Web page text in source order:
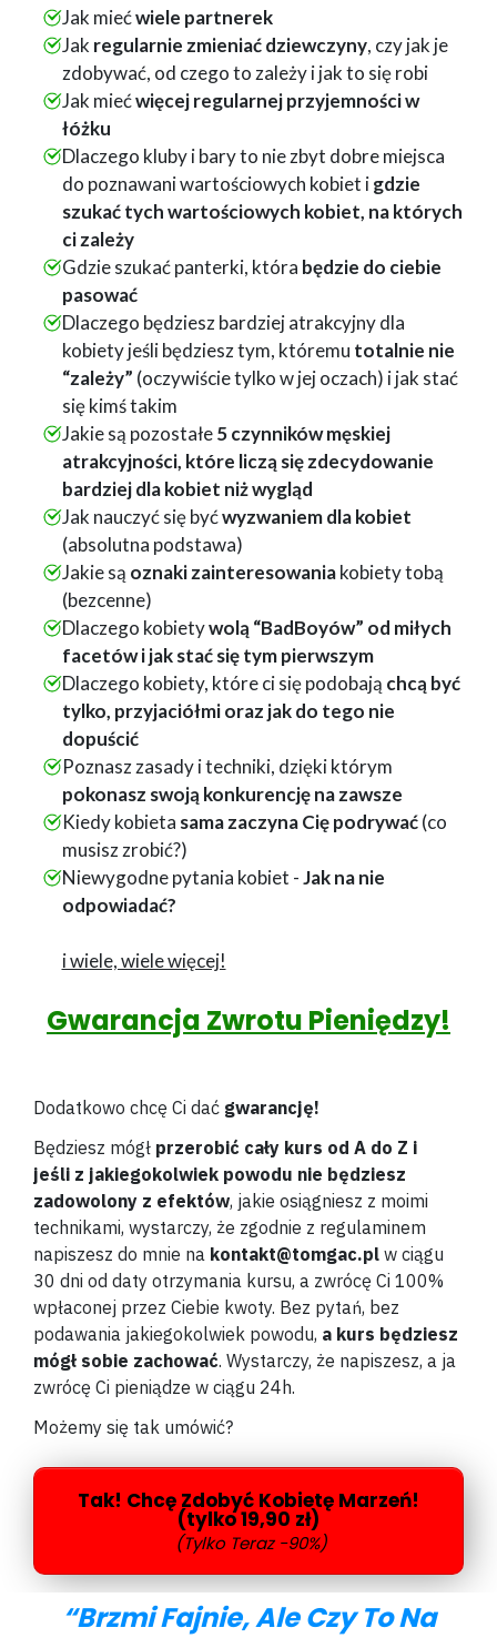
Jak miećwiele partnerek
Jak regularnie zmieniać dziewczyny, czy jak je
zdobywać, od czego to zależy i jak to się robi
Jak miećwięcej regularnej przyjemności w
łóżku
Dlaczego kluby i bary to nie zbyt dobre miejsca
do poznawani wartościowych kobiet igdzie
szukać tych wartościowych kobiet, na których
ci zależy
Gdzie szukać panterki, która będzie do ciebie
pasować
Dlaczego będziesz bardziej atrakcyjny dla
kobiety jeśli będziesz tym, któremu totalnie nie
“zależy” (oczywiście tylko w jej oczach) i jak stać
się kimś takim
Jakie są pozostałe5 czynników męskiej
atrakcyjności, które liczą się zdecydowanie
bardziej dla kobiet niż wygląd
Jak nauczyć się byćwyzwaniem dla kobiet
(absolutna podstawa)
Jakie są oznaki zainteresowaniakobiety tobą
(bezcenne)
Dlaczego kobietywolą “BadBoyów” od miłych
facetów i jak stać się tym pierwszym
Dlaczego kobiety, które ci się podobają chcą być
tylko, przyjaciółmi oraz jak do tego nie
dopuścić
Poznasz zasady i techniki, dzięki którym
pokonasz swoją konkurencję na zawsze
Kiedy kobieta sama zaczyna Cię podrywać(co
musisz zrobić?)
Niewygodne pytania kobiet -Jak na nie
odpowiadać?
i wiele, wiele więcej!
Gwarancja Zwrotu Pieniędzy!
Dodatkowo chcę Ci dać gwarancję!
Będziesz mógł przerobić cały kurs od A do Z i
jeśli z jakiegokolwiek powodu nie będziesz
zadowolony z efektów, jakie osiągniesz z moimi
technikami, wystarczy, że zgodnie z regulaminem
napiszesz do mnie na kontakt@tomgac.pl w ciągu
30 dni od daty otrzymania kursu, a zwrócę Ci 100%
wpłaconej przez Ciebie kwoty. Bez pytań, bez
podawania jakiegokolwiek powodu, a kurs będziesz
mógł sobie zachować. Wystarczy, że napiszesz, a ja
zwrócę Ci pieniądze w ciągu 24h.
Możemy się tak umówić?
Tak! Chcę Zdobyć Kobietę Marzeń!
(tylko 19,90 zł)
(Tylko Teraz -90%)
“Brzmi Fajnie, Ale Czy To Na